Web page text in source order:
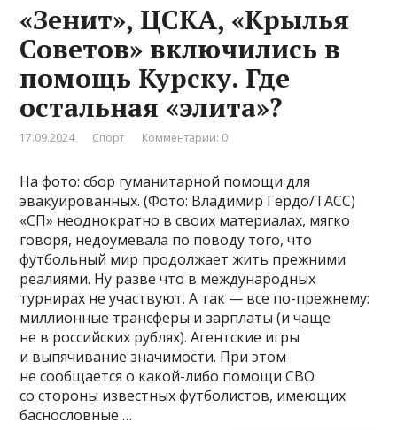
«Зенит», ЦСКА, «Крылья
Советов» включились в
помощь Курску. Где
остальная «элита»?
17.09.2024 Спорт Комментарии: 0
На фото: сбор гуманитарной помощи для
эвакуированных. (Фото: Владимир Гердо/ТАСС)
«СП» неоднократно в своих материалах, мягко
говоря, недоумевала по поводу того, что
футбольный мир продолжает жить прежними
реалиями. Ну разве что в международных
турнирах не участвуют. А так — все по-прежнему:
миллионные трансферы и зарплаты (и чаще
не в российских рублях). Агентские игры
и выпячивание значимости. При этом
не сообщается о какой-либо помощи СВО
со стороны известных футболистов, имеющих
баснословные …